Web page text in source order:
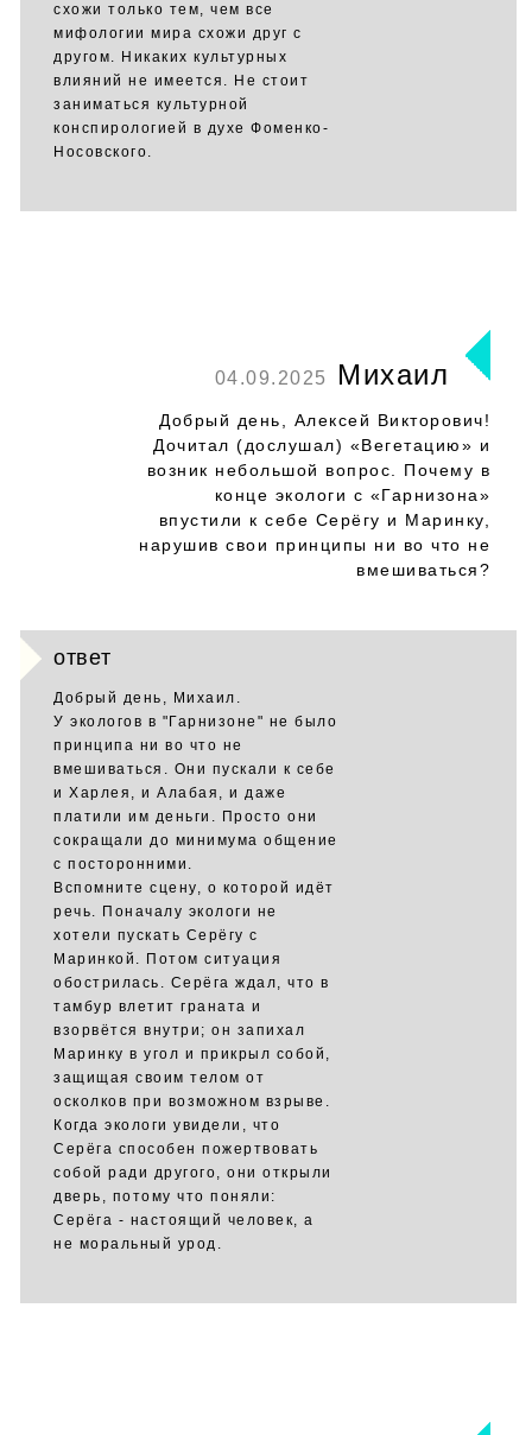
схожи только тем, чем все
мифологии мира схожи друг с
другом. Никаких культурных
влияний не имеется. Не стоит
заниматься культурной
конспирологией в духе Фоменко-
Носовского.
04.09.2025 Михаил
Добрый день, Алексей Викторович!
Дочитал (дослушал) «Вегетацию» и
возник небольшой вопрос. Почему в
конце экологи с «Гарнизона»
впустили к себе Серёгу и Маринку,
нарушив свои принципы ни во что не
вмешиваться?
ответ
Добрый день, Михаил.
У экологов в "Гарнизоне" не было
принципа ни во что не
вмешиваться. Они пускали к себе
и Харлея, и Алабая, и даже
платили им деньги. Просто они
сокращали до минимума общение
с посторонними.
Вспомните сцену, о которой идёт
речь. Поначалу экологи не
хотели пускать Серёгу с
Маринкой. Потом ситуация
обострилась. Серёга ждал, что в
тамбур влетит граната и
взорвётся внутри; он запихал
Маринку в угол и прикрыл собой,
защищая своим телом от
осколков при возможном взрыве.
Когда экологи увидели, что
Серёга способен пожертвовать
собой ради другого, они открыли
дверь, потому что поняли:
Серёга - настоящий человек, а
не моральный урод.